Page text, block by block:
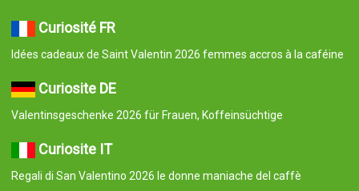
Curiosité FR
Idées cadeaux de Saint Valentin 2026 femmes accros à la caféine
Curiosite DE
Valentinsgeschenke 2026 für Frauen, Koffeinsüchtige
Curiosite IT
Regali di San Valentino 2026 le donne maniache del caffè